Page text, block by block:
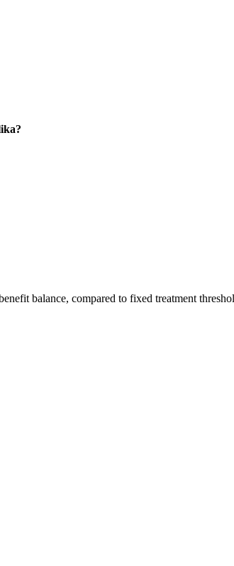
balance, compared to fixed treatment